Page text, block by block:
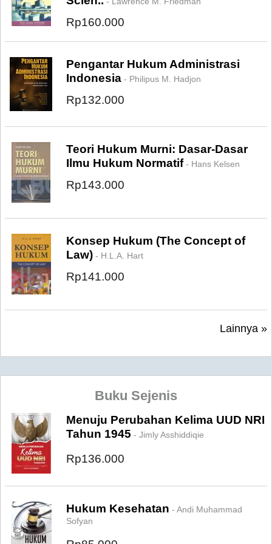
Rp160.000
Pengantar Hukum Administrasi
Indonesia - Philipus M. Hadjon
Rp132.000
Teori Hukum Murni: Dasar-Dasar
Ilmu Hukum Normatif- Hans Kelsen
Rp143.000
Konsep Hukum (The Concept of
Law) - H.L.A. Hart
Rp141.000
Lainnya »
Buku Sejenis
Menuju Perubahan Kelima UUD NRI
Tahun 1945 - Jimly Asshiddiqie
Rp136.000
Hukum Kesehatan - Andi Muhammad
Sofyan